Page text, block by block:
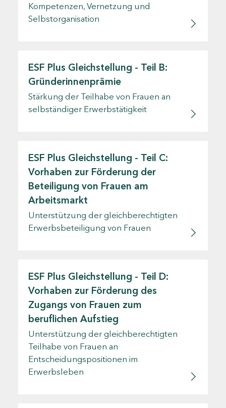
Kompetenzen, Vernetzung und
Selbstorganisation
ESF Plus Gleichstellung - Teil B:
Gründerinnenprämie
Stärkung der Teilhabe von Frauen an
selbständiger Erwerbstätigkeit
ESF Plus Gleichstellung - Teil C:
Vorhaben zur Förderung der
Beteiligung von Frauen am
Arbeitsmarkt
Unterstützung der gleichberechtigten
Erwerbsbeteiligung von Frauen
ESF Plus Gleichstellung - Teil D:
Vorhaben zur Förderung des
Zugangs von Frauen zum
beruflichen Aufstieg
Unterstützung der gleichberechtigten
Teilhabe von Frauen an
Entscheidungspositionen im
Erwerbsleben